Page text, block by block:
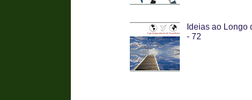
Ideias ao Longo
- 72